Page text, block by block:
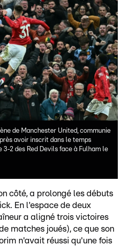
de Manchester United, communie
avoir inscrit dans le temps
2 des Red Devils face à Fulham le
côté, a prolongé les débuts
En l'espace de deux
a aligné trois victoires
matches joués), ce que son
n'avait réussi qu'une fois